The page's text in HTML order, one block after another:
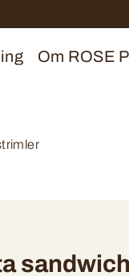
Om ROSE